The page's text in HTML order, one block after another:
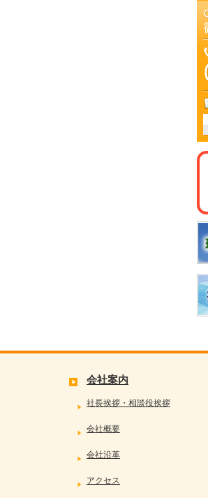
会社案内
社長挨拶・相談役挨拶
会社概要
会社沿革
アクセス